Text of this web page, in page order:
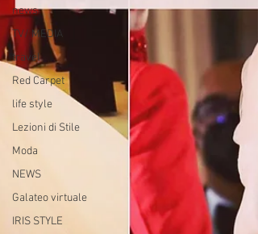
news
TV/ MEDIA
travel
Red Carpet
life style
Lezioni di Stile
Moda
NEWS
Galateo virtuale
IRIS STYLE